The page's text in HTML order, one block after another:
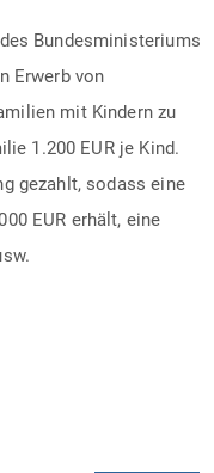
Bundesministeriums
Erwerb von
mit Kindern zu
1.200 EUR je Kind.
gezahlt, sodass eine
EUR erhält, eine